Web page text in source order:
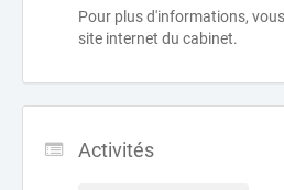
Pour plus d'informations,
site internet du cabinet.
Activités